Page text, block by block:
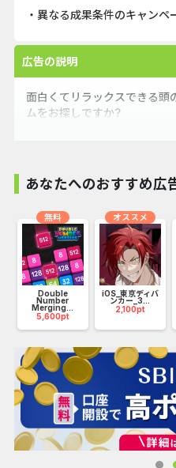
・異なる成果条件のキャン
広告の説明
面白くてリラックスできる頭
ムをお探しですか?
花マッチ - 心を揺さぶる花
は、あなたの論理的推論スキ
・遊び方：
この花のゲームで花を分類し
なる花屋の能力を解放し、戦
るようなパズルを解きましょう
頭を働かせながら同じ色の花
花束を作りましょう。
ロジックと集中力をテストす
類したり、花をアレンジした
・ゲームの特徴：
花マッチのさまざまな並べ替
ームパズルの魅力を体験し
つパワーアップによってエネ
あなたへのおすすめ広
Double
Number
Merging...
5,600pt
無料
iOS_東京ディバ
ンカー_3...
2,100pt
オススメ